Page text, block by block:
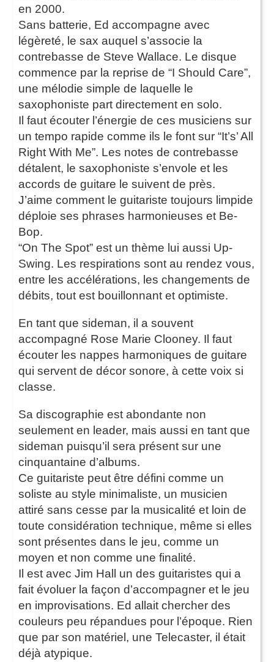
en 2000.
Sans batterie, Ed accompagne avec
légèreté, le sax auquel s’associe la
contrebasse de Steve Wallace. Le disque
commence par la reprise de “I Should Care”,
une mélodie simple de laquelle le
saxophoniste part directement en solo.
Il faut écouter l’énergie de ces musiciens sur
un tempo rapide comme ils le font sur “It’s’ All
Right With Me”. Les notes de contrebasse
détalent, le saxophoniste s’envole et les
accords de guitare le suivent de près.
J’aime comment le guitariste toujours limpide
déploie ses phrases harmonieuses et Be-
Bop.
“On The Spot” est un thème lui aussi Up-
Swing. Les respirations sont au rendez vous,
entre les accélérations, les changements de
débits, tout est bouillonnant et optimiste.
En tant que sideman, il a souvent
accompagné Rose Marie Clooney. Il faut
écouter les nappes harmoniques de guitare
qui servent de décor sonore, à cette voix si
classe.
Sa discographie est abondante non
seulement en leader, mais aussi en tant que
sideman puisqu’il sera présent sur une
cinquantaine d’albums.
Ce guitariste peut être défini comme un
soliste au style minimaliste, un musicien
attiré sans cesse par la musicalité et loin de
toute considération technique, même si elles
sont présentes dans le jeu, comme un
moyen et non comme une finalité.
Il est avec Jim Hall un des guitaristes qui a
fait évoluer la façon d’accompagner et le jeu
en improvisations. Ed allait chercher des
couleurs peu répandues pour l’époque. Rien
que par son matériel, une Telecaster, il était
déjà atypique.